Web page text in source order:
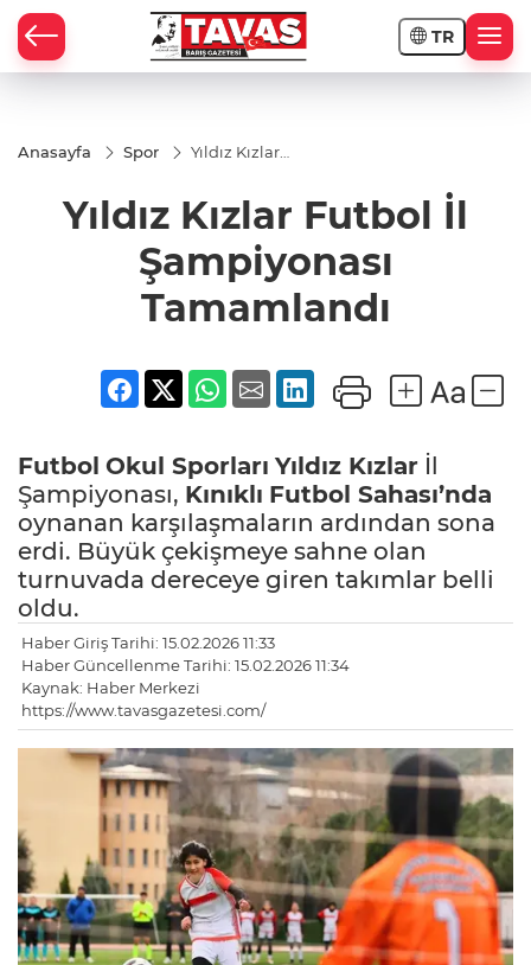
TR
Anasayfa Spor
Yıldız Kızlar
Tamamlandı
Yıldız Kızlar Futbol İl
Şampiyonası
Tamamlandı
Futbol Okul Sporları Yıldız Kızlar İl
Şampiyonası, Kınıklı Futbol Sahası’nda
oynanan karşılaşmaların ardından sona
erdi. Büyük çekişmeye sahne olan
turnuvada dereceye giren takımlar belli
oldu.
Haber Giriş Tarihi: 15.02.2026 11:33
Haber Güncellenme Tarihi: 15.02.2026 11:34
Kaynak: Haber Merkezi
https://www.tavasgazetesi.com/